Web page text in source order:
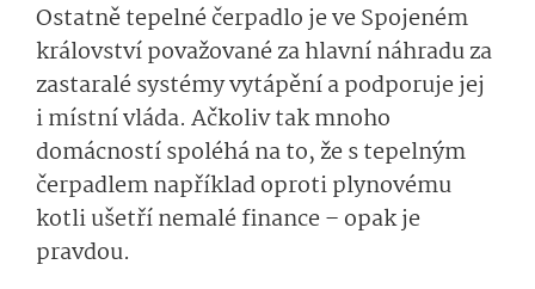
Ostatně tepelné čerpadlo je ve Spojeném
království považované za hlavní náhradu za
zastaralé systémy vytápění a podporuje jej
i místní vláda. Ačkoliv tak mnoho
domácností spoléhá na to, že s tepelným
čerpadlem například oproti plynovému
kotli ušetří nemalé finance – opak je
pravdou.